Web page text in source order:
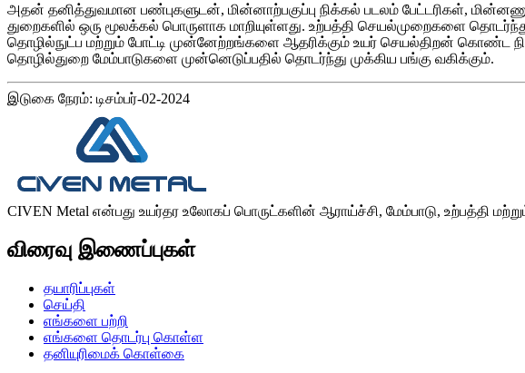
அதன் தனித்துவமான பண்புகளுடன், மின்னாற்பகுப்பு நிக்கல் படலம் பேட்டரிகள்,
துறைகளில் ஒரு மூலக்கல் பொருளாக மாறியுள்ளது. உற்பத்தி செயல்முறைகளை
தொழில்நுட்ப மற்றும் போட்டி முன்னேற்றங்களை ஆதரிக்கும் உயர் செயல்திறன் கொண்ட
தொழில்துறை மேம்பாடுகளை முன்னெடுப்பதில் தொடர்ந்து முக்கிய பங்கு வகிக்கும்.
இடுகை நேரம்: டிசம்பர்-02-2024
CIVEN Metal என்பது உயர்தர உலோகப் பொருட்களின் ஆராய்ச்சி, மேம்பாடு, உற்பத்தி
விரைவு இணைப்புகள்
தயாரிப்புகள்
செய்தி
எங்களை பற்றி
எங்களை தொடர்பு கொள்ள
தனியுரிமைக் கொள்கை